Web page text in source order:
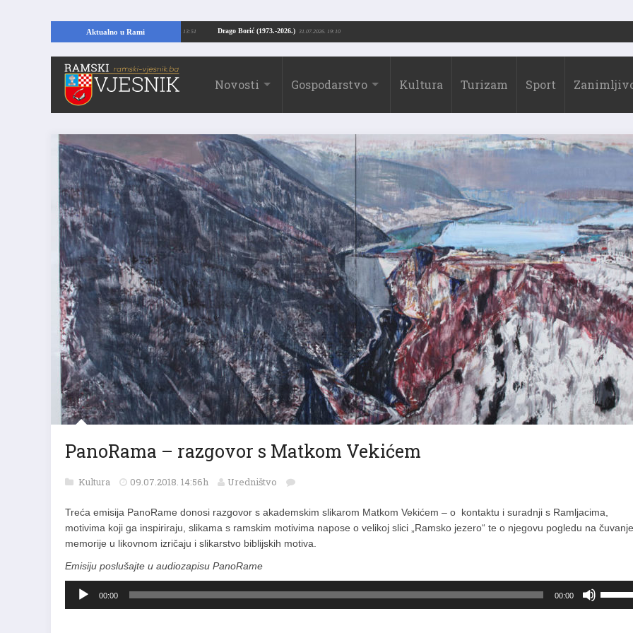
Aktualno u Rami Drago Borić (1973.-2026.) 31.07.2026. 19:10
temelje kuće, pronašao vrijedne arheološke ostatke 24.07.2026. 13:51
Novosti Gospodarstvo Kultura Turizam Sport
PanoRama – razgovor s Matkom Vekićem
Kultura 09.07.2018. 14:56h Uredništvo
Treća emisija PanoRame donosi razgovor s akademskim slikarom Matkom Vekićem – o kontaktu i suradnji s Ramljacima,
motivima koji ga inspiriraju, slikama s ramskim motivima napose o velikoj slici „Ramsko jezero“ te o njegovu pogledu na čuvanje
memorije u likovnom izričaju i slikarstvo biblijskih motiva.
Emisiju poslušajte u audiozapisu PanoRame
Reproduktor
audiozapisa
00:00 00:00